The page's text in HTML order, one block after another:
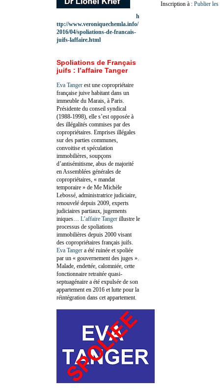
Inscription à : Publier
h
ttp://www.veroniquechemla.info/
2016/04/spoliations-de-francais-
juifs-laffaire.html
Spoliations de Français
juifs : l’affaire Tanger
Eva Tanger est une copropriétaire
française juive habitant dans un
immeuble du Marais, à Paris.
Présidente du conseil syndical
(1988-1998), elle s’est opposée à
des illégalités commises par des
copropriétaires. Emprises illégales
sur des parties communes,
convoitise et spéculation
immobilières, soupçons
d’antisémitisme, abus de majorité
en Assemblées générales de
copropriétaires, « mandat
temporaire » de Me Michèle
Lebossé, administratrice judiciaire,
renouvelé depuis 2009, experts
judiciaires partiaux, jugements
iniques… L’affaire Tanger illustre le
processus de spoliations
immobilières depuis 2000 visant
des copropriétaires français juifs.
Eva Tanger a été ruinée et spoliée
par un « gouvernement des juges ».
Malade, endettée, calomniée, cette
fonctionnaire retraitée quasi-
septuagénaire a été expulsée de son
appartement en 2016 et lutte pour la
réintégration dans cet appartement.